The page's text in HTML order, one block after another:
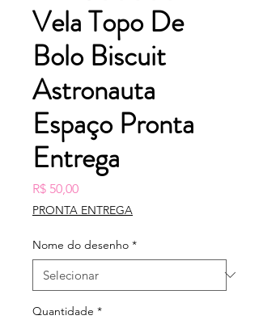
Vela Topo De
Bolo Biscuit
Astronauta
Espaço Pronta
Entrega
R$ 50,00Preço
PRONTA ENTREGA
Nome do desenho *
Quantidade *